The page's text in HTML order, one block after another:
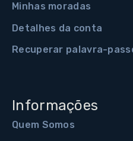
Minhas moradas
Detalhes da conta
Recuperar palavra-
Informações
Quem Somos